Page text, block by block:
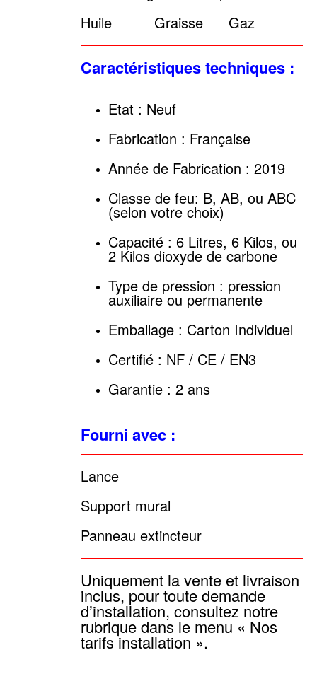
Huile Graisse Gaz
Caractéristiques techniques :
Etat : Neuf
Fabrication : Française
Année de Fabrication : 2019
Classe de feu: B, AB, ou ABC
(selon votre choix)
Capacité : 6 Litres, 6 Kilos, ou
2 Kilos dioxyde de carbone
Type de pression : pression
auxiliaire ou permanente
Emballage : Carton Individuel
Certifié : NF / CE / EN3
Garantie : 2 ans
Fourni avec :
Lance
Support mural
Panneau extincteur
Uniquement la vente et livraison
inclus, pour toute demande
d’installation, consultez notre
rubrique dans le menu « Nos
tarifs installation ».